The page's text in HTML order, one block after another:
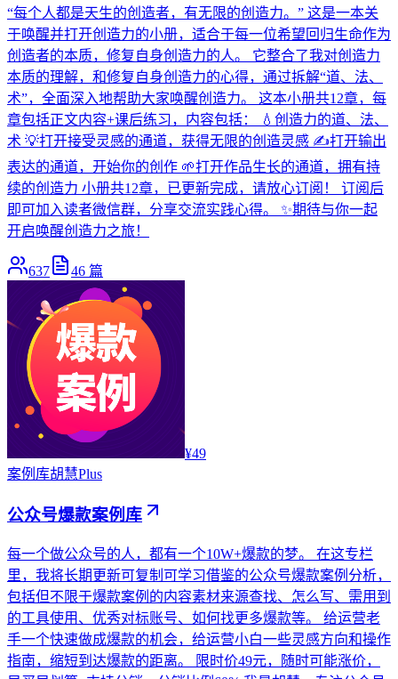
“每个人都是天生的创造者，有无限的创造力。” 这是一本关
于唤醒并打开创造力的小册，适合于每一位希望回归生命作为
创造者的本质，修复自身创造力的人。 它整合了我对创造力
本质的理解，和修复自身创造力的心得，通过拆解“道、法、
术”，全面深入地帮助大家唤醒创造力。 这本小册共12章，每
章包括正文内容+课后练习，内容包括： 💧创造力的道、法、
术 💡打开接受灵感的通道，获得无限的创造灵感 ✍️打开输出
表达的通道，开始你的创作 🌱打开作品生长的通道，拥有持
续的创造力 小册共12章，已更新完成，请放心订阅！ 订阅后
即可加入读者微信群，分享交流实践心得。 ✨期待与你一起
开启唤醒创造力之旅！
637 46 篇
¥49
案例库胡慧Plus
公众号爆款案例库
每一个做公众号的人，都有一个10W+爆款的梦。 在这专栏
里，我将长期更新可复制可学习借鉴的公众号爆款案例分析，
包括但不限于爆款案例的内容素材来源查找、怎么写、需用到
的工具使用、优秀对标账号、如何找更多爆款等。 给运营老
手一个快速做成爆款的机会，给运营小白一些灵感方向和操作
指南，缩短到达爆款的距离。 限时价49元，随时可能涨价，